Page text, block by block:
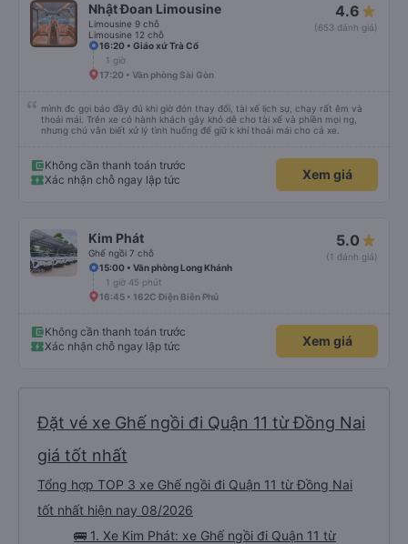
Nhật Đoan Limousine
Limousine 9 chỗ
Limousine 12 chỗ
4.6
(653 đánh giá)
16:20 • Giáo xứ Trà Cổ
1 giờ
17:20 • Văn phòng Sài Gòn
mình đc gọi báo đầy đủ khi giờ đón thay đổi, tài xế lịch sự, chạy rất êm và
thoải mái. Trên xe có hành khách gây khó dễ cho tài xế và phiền mọi ng,
nhưng chú vẫn biết xử lý tình huống để giữ k khí thoải mái cho cả xe.
Không cần thanh toán trước
Xác nhận chỗ ngay lập tức
Xem giá
Kim Phát
Ghế ngồi 7 chỗ
5.0
(1 đánh giá)
15:00 • Văn phòng Long Khánh
1 giờ 45 phút
16:45 • 162C Điện Biên Phủ
Không cần thanh toán trước
Xác nhận chỗ ngay lập tức
Xem giá
Đặt vé xe Ghế ngồi đi Quận 11 từ Đồng Nai
giá tốt nhất
Tổng hợp TOP 3 xe Ghế ngồi đi Quận 11 từ Đồng Nai
tốt nhất hiện nay 08/2026
🚌 1. Xe Kim Phát: xe Ghế ngồi đi Quận 11 từ